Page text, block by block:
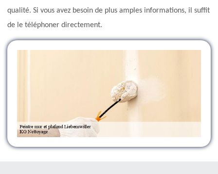
qualité. Si vous avez besoin de plus amples informations, il suffit
de le téléphoner directement.